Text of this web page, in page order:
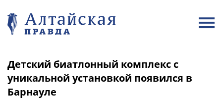
Детский биатлонный комплекс с
уникальной установкой появился в
Барнауле